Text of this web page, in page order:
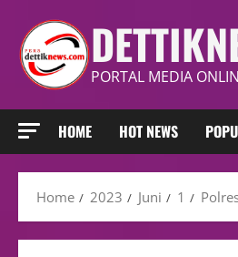
PORTAL MEDIA
HOME HOT NEWS
Home 2023 Juni 1